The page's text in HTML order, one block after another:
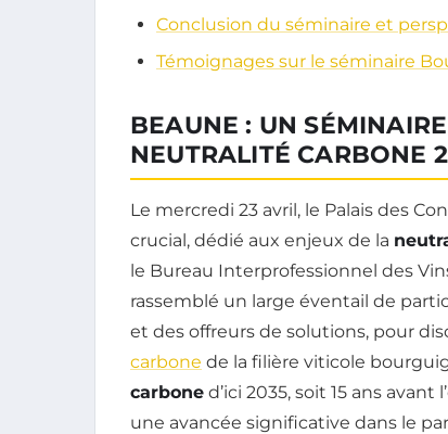
Conclusion du séminaire et
Témoignages sur le séminaire
BEAUNE : UN
NEUTRALITÉ CARBONE
Le mercredi 23 avril, le Palais des
crucial, dédié aux enjeux de la
le Bureau Interprofessionnel des
rassemblé un large éventail de
et des offreurs de solutions, pour
carbone de la filière viticole
carbone d’ici 2035, soit 15 ans
une avancée significative dans le